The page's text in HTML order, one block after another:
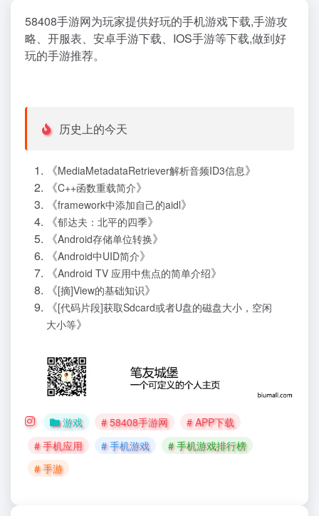
58408手游网为玩家提供好玩的手机游戏下载,手游攻
略、开服表、安卓手游下载、IOS手游等下载,做到好
玩的手游推荐。
历史上的今天
《MediaMetadataRetriever解析音频ID3信息》
《C++函数重载简介》
《framework中添加自己的aidl》
《郁达夫：北平的四季》
《Android存储单位转换》
《Android中UID简介》
《Android TV 应用中焦点的简单介绍》
《[摘]View的基础知识》
《[代码片段]获取Sdcard或者U盘的磁盘大小，空闲
大小等》
游戏 # 58408手游网
# APP下载
# 手机应用
# 手机游戏
# 手机游戏排行榜
# 手游